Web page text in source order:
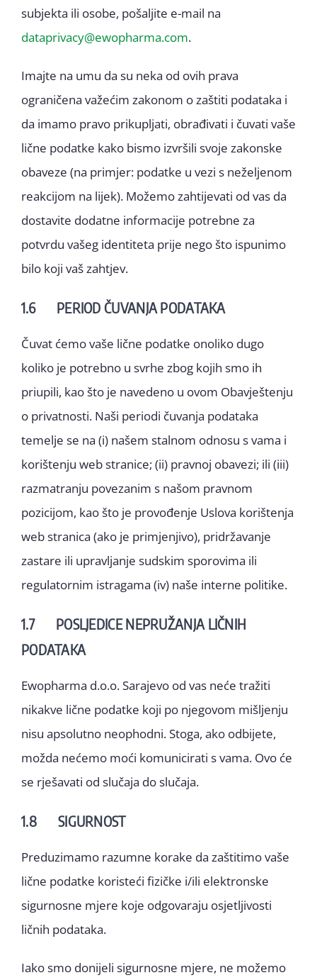
subjekta ili osobe, pošaljite e-mail na
dataprivacy@ewopharma.com.
Imajte na umu da su neka od ovih prava
ograničena važećim zakonom o zaštiti podataka i
da imamo pravo prikupljati, obrađivati i čuvati vaše
lične podatke kako bismo izvršili svoje zakonske
obaveze (na primjer: podatke u vezi s neželjenom
reakcijom na lijek). Možemo zahtijevati od vas da
dostavite dodatne informacije potrebne za
potvrdu vašeg identiteta prije nego što ispunimo
bilo koji vaš zahtjev.
1.6 PERIOD ČUVANJA PODATAKA
Čuvat ćemo vaše lične podatke onoliko dugo
koliko je potrebno u svrhe zbog kojih smo ih
priupili, kao što je navedeno u ovom Obavještenju
o privatnosti. Naši periodi čuvanja podataka
temelje se na (i) našem stalnom odnosu s vama i
korištenju web stranice; (ii) pravnoj obavezi; ili (iii)
razmatranju povezanim s našom pravnom
pozicijom, kao što je provođenje Uslova korištenja
web stranica (ako je primjenjivo), pridržavanje
zastare ili upravljanje sudskim sporovima ili
regulatornim istragama (iv) naše interne politike.
1.7 POSLJEDICE NEPRUŽANJA LIČNIH
PODATAKA
Ewopharma d.o.o. Sarajevo od vas neće tražiti
nikakve lične podatke koji po njegovom mišljenju
nisu apsolutno neophodni. Stoga, ako odbijete,
možda nećemo moći komunicirati s vama. Ovo će
se rješavati od slučaja do slučaja.
1.8 SIGURNOST
Preduzimamo razumne korake da zaštitimo vaše
lične podatke koristeći fizičke i/ili elektronske
sigurnosne mjere koje odgovaraju osjetljivosti
ličnih podataka.
Iako smo donijeli sigurnosne mjere, ne možemo